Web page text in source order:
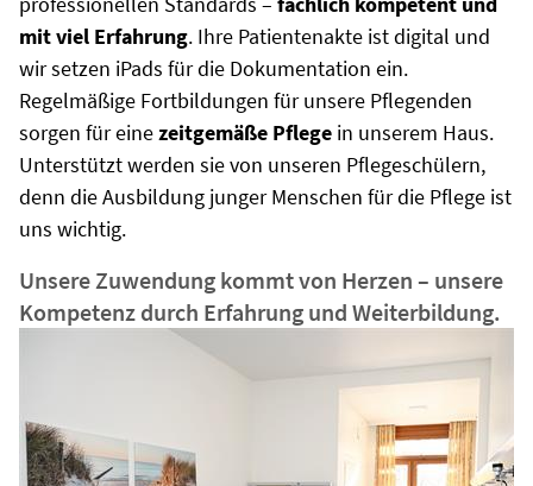
mit viel Erfahrung. Ihre Patientenakte ist digital und
wir setzen iPads für die Dokumentation ein.
Regelmäßige Fortbildungen für unsere Pflegenden
sorgen für einezeitgemäße Pflege in unserem Haus.
Unterstützt werden sie von unseren Pflegeschülern,
denn die Ausbildung junger Menschen für die Pflege ist
uns wichtig.
Unsere Zuwendung kommt von Herzen – unsere
Kompetenz durch Erfahrung und Weiterbildung.